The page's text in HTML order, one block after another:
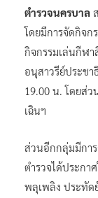
ตำรวจนครบาล
โดยมีการจัดกิจ
กิจกรรมเล่นกีฬ
อนุสาวรีย์ประชา
19.00 น. โดยส่
เฉินฯ
ส่วนอีกกลุ่มมีกา
ตำรวจได้ประกา
พลุเพลิง ประทัด